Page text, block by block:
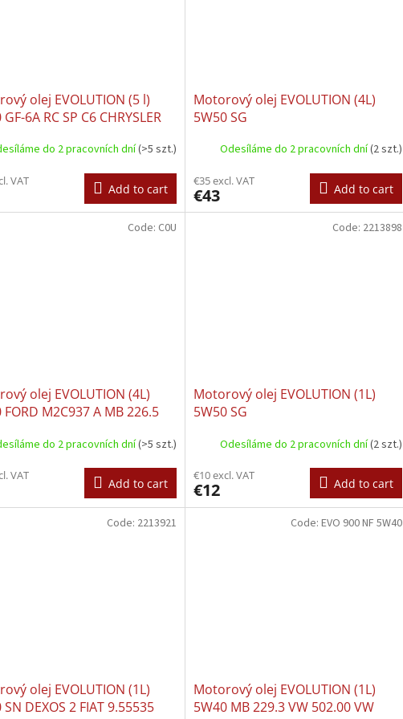
olej EVOLUTION (5 l)
6A RC SP C6 CHRYSLER
B1 FORD M2C962 A1
03.5006 LAND ROVER
MB 229.72 OPEL OV040
do 2 pracovních dní(>5 szt.)
VAT
Add to cart
Motorový olej EVOLUTION (4L)
5W50 SG
Odesíláme do 2 pracovních dní(2 szt.)
€35 excl. VAT
€43 Add to cart
olej EVOLUTION (4L)
FORD M2C937 A MB 226.5
RN 0710 VW 502.00 VW
do 2 pracovních dní(>5 szt.)
VAT
Add to cart
Code: C0U
Motorový olej EVOLUTION (1L)
5W50 SG
Odesíláme do 2 pracovních dní(2 szt.)
€10 excl. VAT
€12 Add to cart
Code: 2213898
olej EVOLUTION (1L)
SN DEXOS 2 FIAT 9.55535
Code: 2213921
Motorový olej EVOLUTION (1L)
5W40 MB 229.3 VW 502.00 VW
Code: EVO 900 NF 5W40